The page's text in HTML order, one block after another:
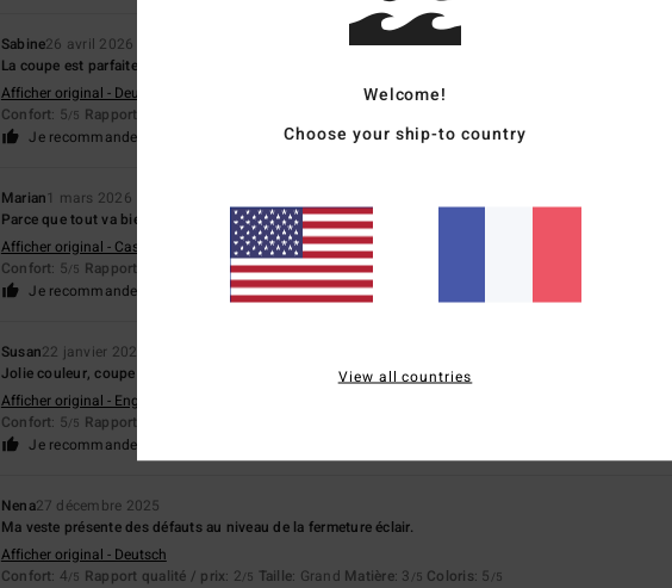
Sabine26 avril 2026
La coupe est parfaite, le tissu est génial !
Afficher original - Deutsch
Confort: 5/5 Rapport qualité / prix
Je recommande ce produit
Marian1 mars 2026
Parce que tout va bien
Afficher original - Castellano
Confort: 5/5 Rapport qualité / prix : 5/5 Matière: 5/5 Coloris
Je recommande ce produit
Susan22 janvier 2026
Jolie couleur, coupe ample et confortable
Afficher original - English
Confort: 5/5 Rapport qualité / prix
Je recommande ce produit
Nena27 décembre 2025
Ma veste présente des défauts au niveau de la fermeture éclair.
Afficher original - Deutsch
Confort: 4/5 Rapport qualité / prix: 2/5 Taille: Grand Matière: 3 /5 Coloris: 5 /5
Welcome!
Choose your ship-to country
View all countries